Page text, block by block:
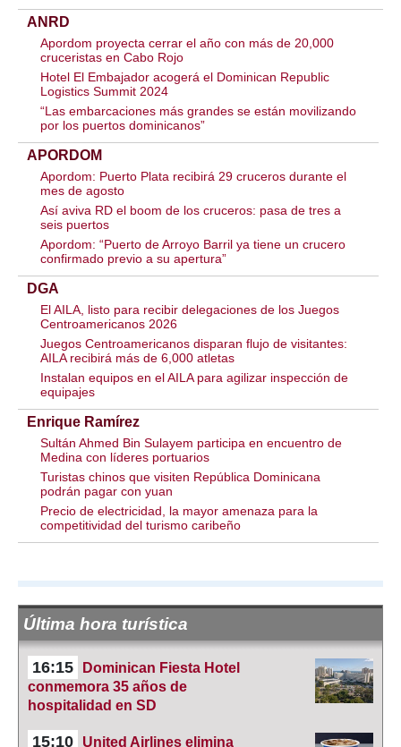
ANRD
Apordom proyecta cerrar el año con más de 20,000
cruceristas en Cabo Rojo
Hotel El Embajador acogerá el Dominican Republic
Logistics Summit 2024
“Las embarcaciones más grandes se están movilizando
por los puertos dominicanos”
APORDOM
Apordom: Puerto Plata recibirá 29 cruceros durante el
mes de agosto
Así aviva RD el boom de los cruceros: pasa de tres a
seis puertos
Apordom: “Puerto de Arroyo Barril ya tiene un crucero
confirmado previo a su apertura”
DGA
El AILA, listo para recibir delegaciones de los Juegos
Centroamericanos 2026
Juegos Centroamericanos disparan flujo de visitantes:
AILA recibirá más de 6,000 atletas
Instalan equipos en el AILA para agilizar inspección de
equipajes
Enrique Ramírez
Sultán Ahmed Bin Sulayem participa en encuentro de
Medina con líderes portuarios
Turistas chinos que visiten República Dominicana
podrán pagar con yuan
Precio de electricidad, la mayor amenaza para la
competitividad del turismo caribeño
Última hora turística
16:15
Dominican Fiesta Hotel
conmemora 35 años de
hospitalidad en SD
15:10 United Airlines elimina